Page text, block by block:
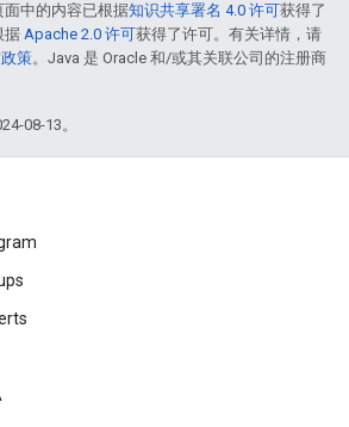
中的内容已根据知识共享署名 4.0 许可获得了
据 Apache 2.0 许可获得了许可。有关详情，请
策。Java 是 Oracle 和/或其关联公司的注册商
08-13。